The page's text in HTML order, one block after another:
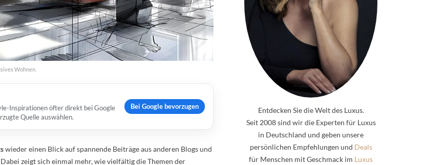
Wohnen.
Inspirationen öfter direkt bei Google
Quelle auswählen.
Bei Google bevorzugen
wieder einen Blick auf spannende Beiträge aus anderen Blogs und
zeigt sich einmal mehr, wie vielfältig die Themen der
Entdecken Sie die Welt des Luxus.
Seit 2008 sind wir die Experten für Luxus
in Deutschland und geben unsere
persönlichen Empfehlungen und Deals
für Menschen mit Geschmack im Luxus